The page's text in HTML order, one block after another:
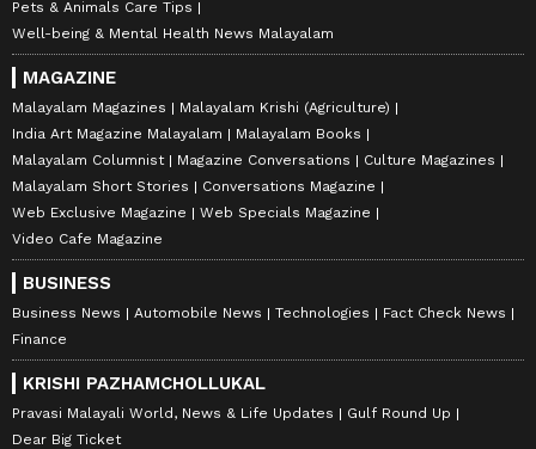
Pets & Animals Care Tips
Well-being & Mental Health News Malayalam
MAGAZINE
Malayalam Magazines
Malayalam Krishi (Agriculture)
India Art Magazine Malayalam
Malayalam Books
Malayalam Columnist
Magazine Conversations
Culture Magazines
Malayalam Short Stories
Conversations Magazine
Web Exclusive Magazine
Web Specials Magazine
Video Cafe Magazine
BUSINESS
Business News Automobile News Technologies
Fact Check News
Finance
KRISHI PAZHAMCHOLLUKAL
Pravasi Malayali World, News & Life Updates
Gulf Round Up
Dear Big Ticket